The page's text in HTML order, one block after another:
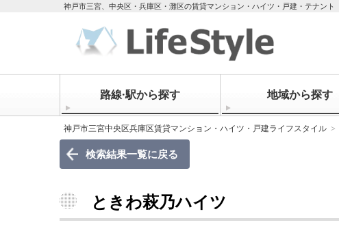
神戸市三宮、中央区・兵庫区・灘区の賃貸マンション・ハイツ・戸建・テナント
路線·駅から探す 地域から探す
神戸市三宮中央区兵庫区賃貸マンション・ハイツ・戸建ライフスタイル
検索結果一覧に戻る
ときわ萩乃ハイツ